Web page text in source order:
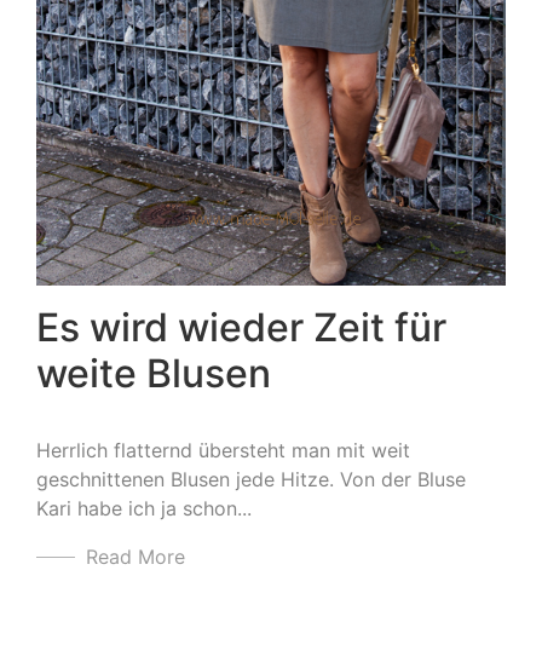
Es wird wieder Zeit für
weite Blusen
Herrlich flatternd übersteht man mit weit
geschnittenen Blusen jede Hitze. Von der Bluse
Kari habe ich ja schon...
Read More